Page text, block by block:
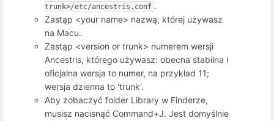
trunk>/etc/ancestris.conf .
Zastąp <your name> nazwą, której używasz
na Macu.
Zastąp <version or trunk> numerem wersji
Ancestris, którego używasz: obecna stabilna i
oficjalna wersja to numer, na przykład 11;
wersja dzienna to 'trunk'.
Aby zobaczyć folder Library w Finderze,
musisz nacisnąć Command+J. Jest domyślnie